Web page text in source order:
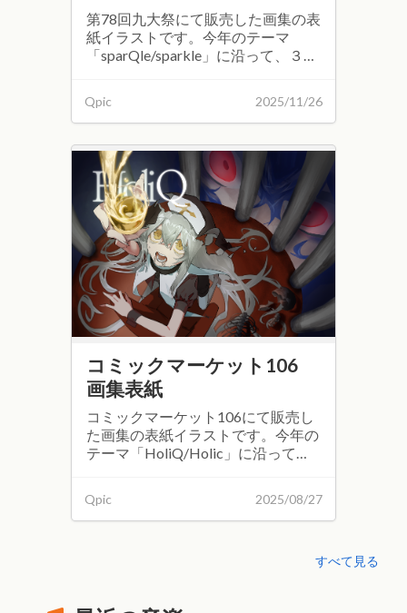
第78回九大祭にて販売した画集の表
紙イラストです。今年のテーマ
「sparQle/sparkle」に沿って、３回
2025/11/26
Qpic
コミックマーケット106
画集表紙
コミックマーケット106にて販売し
た画集の表紙イラストです。今年の
テーマ「HoliQ/Holic」に沿って、4
2025/08/27
Qpic
すべて見る